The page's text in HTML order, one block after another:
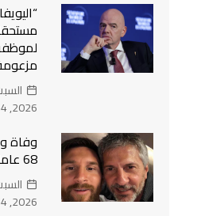
2026, 15:54
وفاة
68 عاما
2026, 15:54